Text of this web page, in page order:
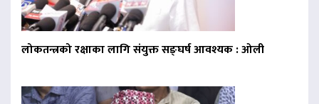
लोकतन्त्रको रक्षाका लागि संयुक्त सङ्घर्ष आवश्यक : ओली